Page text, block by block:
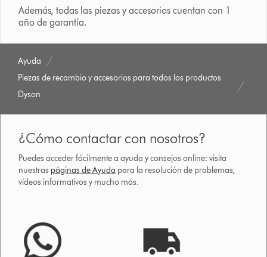
Además, todas las piezas y accesorios cuentan con 1
año de garantía.
Ayuda
Piezas de recambio y accesorios para todos los productos
Dyson
¿Cómo contactar con nosotros?
Puedes acceder fácilmente a ayuda y consejos online: visita
nuestras páginas de Ayuda para la resolución de problemas,
vídeos informativos y mucho más.